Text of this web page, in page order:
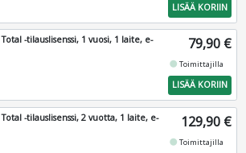
LISÄÄ KORIIN
Total -tilauslisenssi, 1 vuosi, 1 laite, e-
79,90 €
fiber_manual_recordToimittajilla
LISÄÄ KORIIN
Total -tilauslisenssi, 2 vuotta, 1 laite, e-
129,90 €
fiber_manual_recordToimittajilla